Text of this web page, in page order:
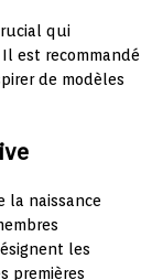
qui
est recommandé
de modèles
la naissance
les
premières